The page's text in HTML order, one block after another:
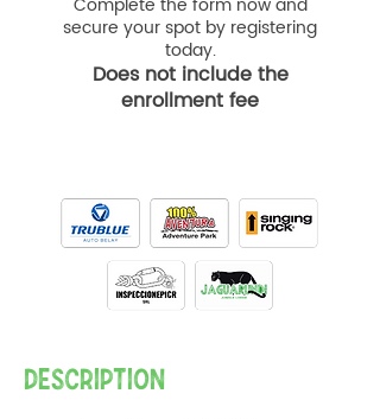
secure your spot by registering
today.
Does not include the
enrollment fee
DESCRIPTION